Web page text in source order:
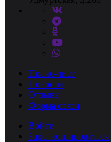
Прайс-лист
Новости
Отзывы
Форма связи
Войти
Зарегистрироваться